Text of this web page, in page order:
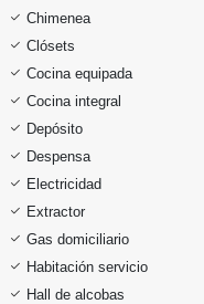
Chimenea
Clósets
Cocina equipada
Cocina integral
Depósito
Despensa
Electricidad
Extractor
Gas domiciliario
Habitación servicio
Hall de alcobas